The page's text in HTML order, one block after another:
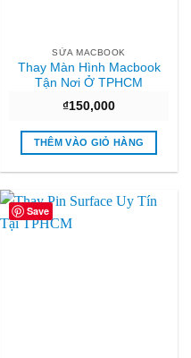
SỬA MACBOOK
Thay Màn Hình Macbook
Tận Nơi Ở TPHCM
₫150,000
THÊM VÀO GIỎ HÀNG
Save